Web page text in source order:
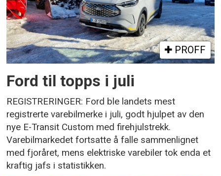
PROFF
Ford til topps i juli
REGISTRERINGER: Ford ble landets mest
registrerte varebilmerke i juli, godt hjulpet av den
nye E-Transit Custom med firehjulstrekk.
Varebilmarkedet fortsatte å falle sammenlignet
med fjoråret, mens elektriske varebiler tok enda et
kraftig jafs i statistikken.